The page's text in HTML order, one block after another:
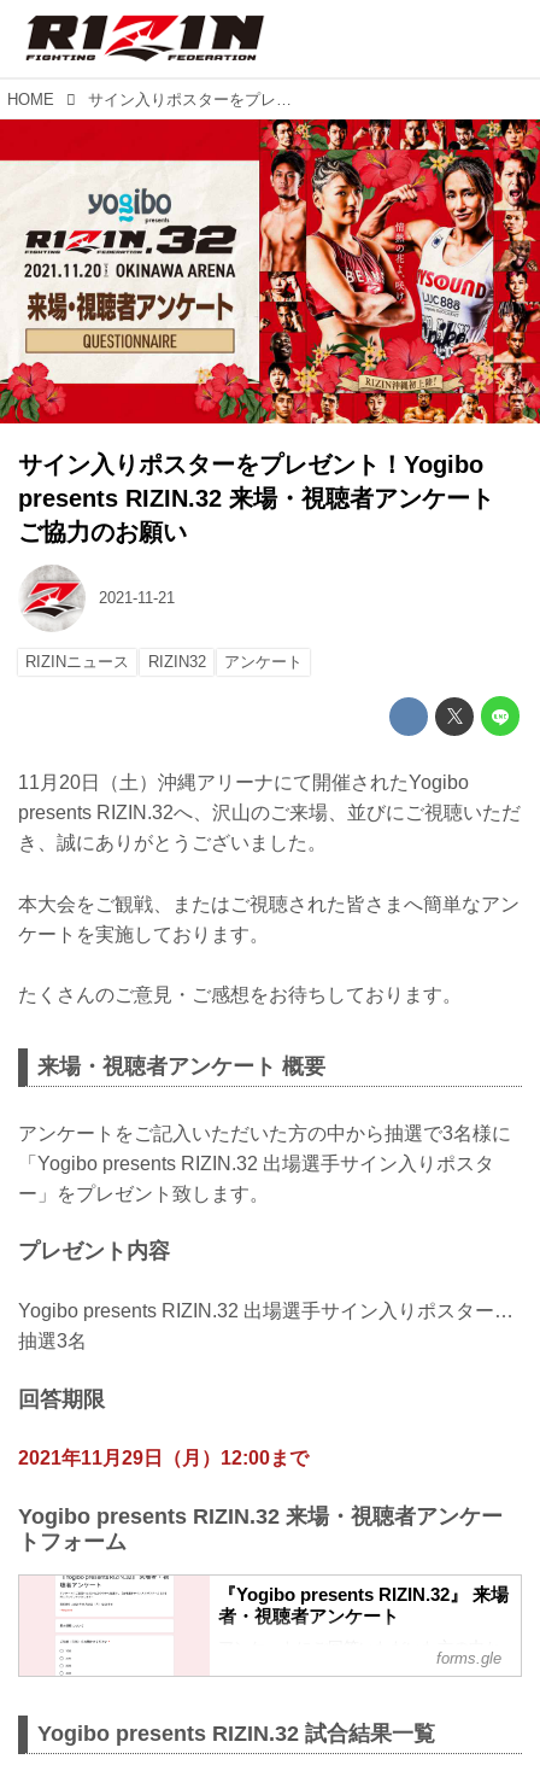
HOME サイン入りポスターをプレゼント！Yogibo presents RIZIN.32 来場・視聴者アンケート ご協力のお願い
サイン入りポスターをプレゼント！Yogibo
presents RIZIN.32 来場・視聴者アンケート
ご協力のお願い
2021-11-21
RIZINニュース RIZIN32 アンケート
11月20日（土）沖縄アリーナにて開催されたYogibo
presents RIZIN.32へ、沢山のご来場、並びにご視聴いただ
き、誠にありがとうございました。
本大会をご観戦、またはご視聴された皆さまへ簡単なアン
ケートを実施しております。
たくさんのご意見・ご感想をお待ちしております。
来場・視聴者アンケート 概要
アンケートをご記入いただいた方の中から抽選で3名様に
「Yogibo presents RIZIN.32 出場選手サイン入りポスタ
ー」をプレゼント致します。
プレゼント内容
Yogibo presents RIZIN.32 出場選手サイン入りポスター…
抽選3名
回答期限
2021年11月29日（月）12:00まで
Yogibo presents RIZIN.32 来場・視聴者アンケー
トフォーム
『Yogibo presents RIZIN.32』 来場
者・視聴者アンケート
アンケートにご回答いただいた方の中か
ら抽選で、『出場選手サイン入りポスタ
まで
forms.gle
Yogibo presents RIZIN.32 試合結果一覧